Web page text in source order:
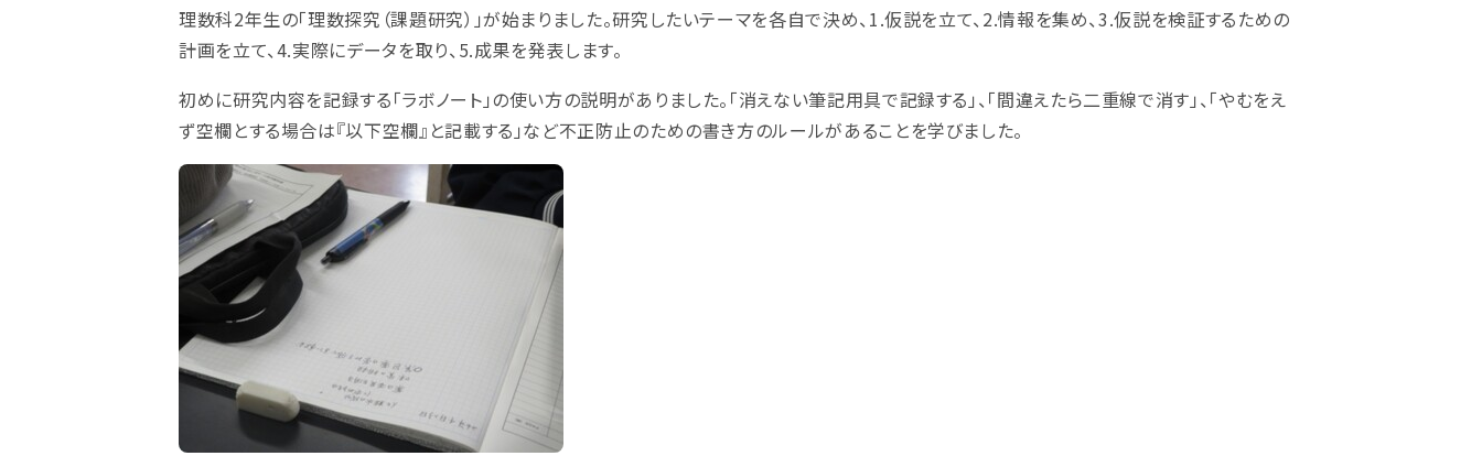
理数科2年生の「理数探究（課題研究）」が始まりました。研究したいテーマを各自で決め、1.仮説を立て、2.情報を集め、3.仮説を検証するための
計画を立て、4.実際にデータを取り、5.成果を発表します。
初めに研究内容を記録する「ラボノート」の使い方の説明がありました。「消えない筆記用具で記録する」、「間違えたら二重線で消す」、「やむをえ
ず空欄とする場合は『以下空欄』と記載する」など不正防止のための書き方のルールがあることを学びました。